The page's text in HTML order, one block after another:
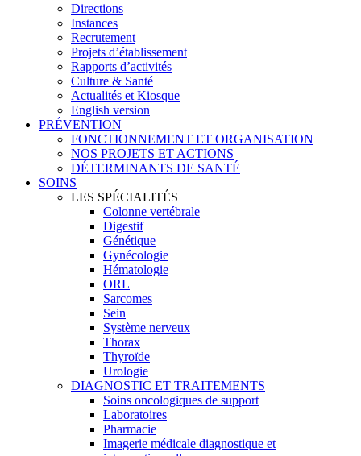
Directions
Instances
Recrutement
Projets d’établissement
Rapports d’activités
Culture & Santé
Actualités et Kiosque
English version
PRÉVENTION
FONCTIONNEMENT ET ORGANISATION
NOS PROJETS ET ACTIONS
DÉTERMINANTS DE SANTÉ
SOINS
LES SPÉCIALITÉS
Colonne vertébrale
Digestif
Génétique
Gynécologie
Hématologie
ORL
Sarcomes
Sein
Système nerveux
Thorax
Thyroïde
Urologie
DIAGNOSTIC ET TRAITEMENTS
Soins oncologiques de support
Laboratoires
Pharmacie
Imagerie médicale diagnostique et